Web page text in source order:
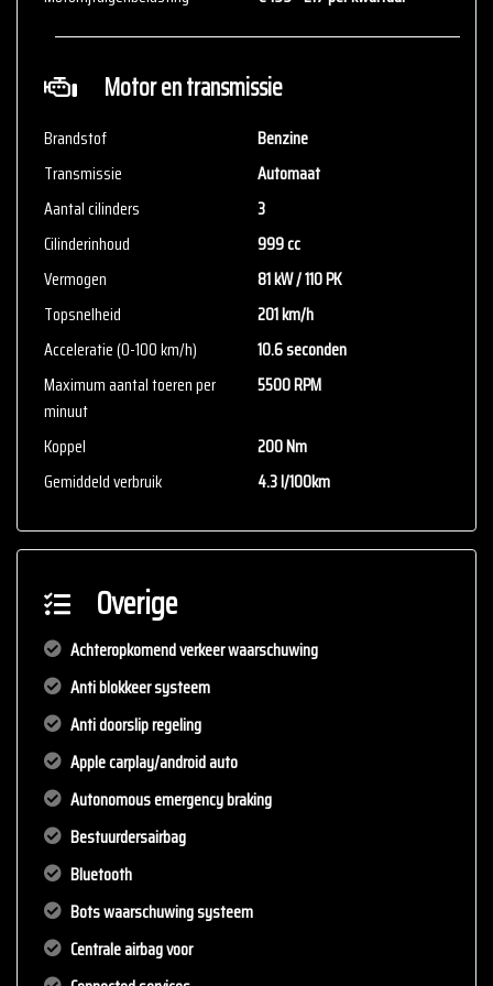
voor aanvullende vragen.
Motor en transmissie
Brandstof
Benzine
Transmissie
Automaat
Aantal cilinders
3
Cilinderinhoud
999 cc
Vermogen
81 kW / 110 PK
Topsnelheid
201 km/h
Acceleratie (0-100 km/h)
10.6 seconden
Maximum aantal toeren per
minuut
5500 RPM
Koppel
200 Nm
Gemiddeld verbruik
4.3 l/100km
Overige
Achteropkomend verkeer waarschuwing
Anti blokkeer systeem
Anti doorslip regeling
Apple carplay/android auto
Autonomous emergency braking
Bestuurdersairbag
Bluetooth
Bots waarschuwing systeem
Centrale airbag voor